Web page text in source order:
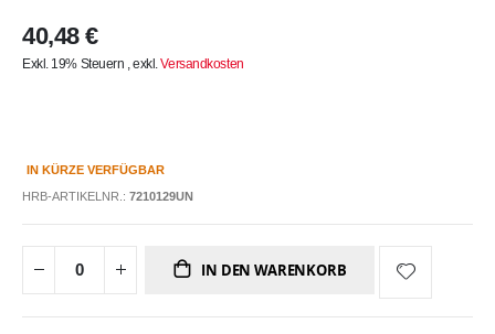
40,48 €
Exkl. 19% Steuern ,exkl.Versandkosten
IN KÜRZE VERFÜGBAR
HRB-ARTIKELNR.: 7210129UN
IN DEN WARENKORB